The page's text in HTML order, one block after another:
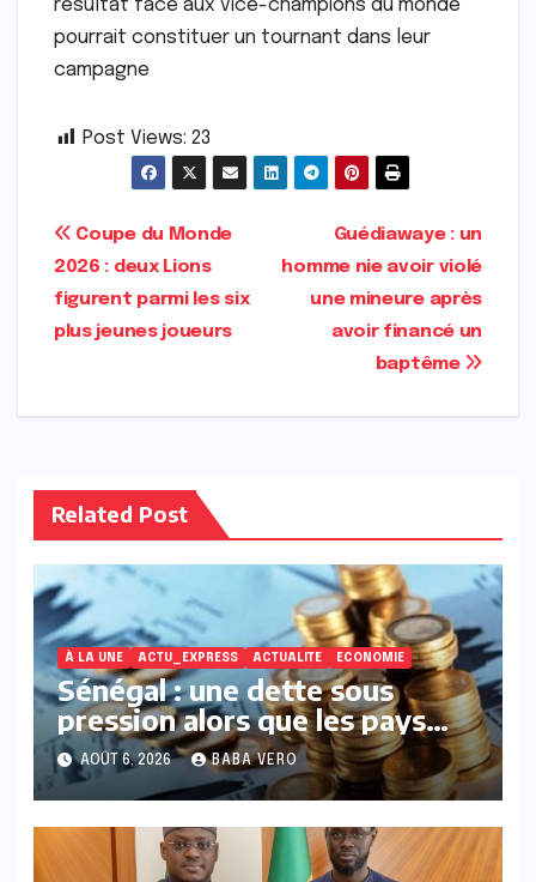
résultat face aux vice-champions du monde
pourrait constituer un tournant dans leur
campagne
Post Views: 23
Navigation
de
l’article
Guédiawaye : un
homme nie avoir violé
une mineure après
avoir financé un
baptême
Coupe du Monde
2026 : deux Lions
figurent parmi les six
plus jeunes joueurs
Related Post
À LA UNE ACTU_EXPRESS ACTUALITE ECONOMIE
Sénégal : une dette sous
pression alors que les pays
voisins amorcent leur
redressement
AOÛT 6, 2026 BABA VERO